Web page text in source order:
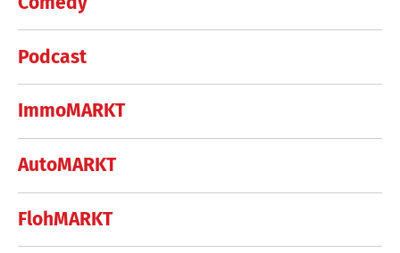
Podcast
ImmoMARKT
AutoMARKT
FlohMARKT